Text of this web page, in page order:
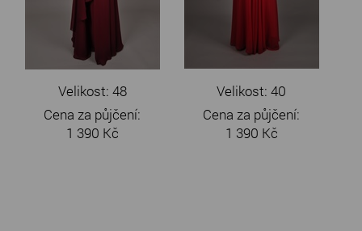
Velikost: 48
Cena za půjčení:
1 390 Kč
Velikost: 40
Cena za půjčení:
1 390 Kč